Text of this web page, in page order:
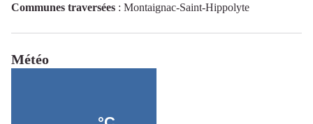
Communes traversées : Montaignac-Saint-Hippolyte
Météo